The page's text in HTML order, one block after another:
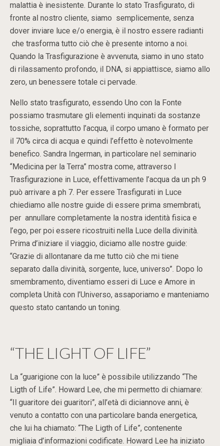
malattia è inesistente. Durante lo stato Trasfigurato, di
fronte al nostro cliente, siamo semplicemente, senza
dover inviare luce e/o energia, è il nostro essere radianti
che trasforma tutto ciò che è presente intorno a noi.
Quando la Trasfigurazione è avvenuta, siamo in uno stato
di rilassamento profondo, il DNA, si appiattisce, siamo allo
zero, un benessere totale ci pervade.
Nello stato trasfigurato, essendo Uno con la Fonte
possiamo trasmutare gli elementi inquinati da sostanze
tossiche, soprattutto l’acqua, il corpo umano è formato per
il 70% circa di acqua e quindi l’effetto è notevolmente
benefico. Sandra Ingerman, in particolare nel seminario
“Medicina per la Terra” mostra come, attraverso l
Trasfigurazione in Luce, effettivamente l’acqua da un ph 9
può arrivare a ph 7. Per essere Trasfigurati in Luce
chiediamo alle nostre guide di essere prima smembrati,
per annullare completamente la nostra identità fisica e
l’ego, per poi essere ricostruiti nella Luce della divinità.
Prima d’iniziare il viaggio, diciamo alle nostre guide:
“Grazie di allontanare da me tutto ciò che mi tiene
separato dalla divinità, sorgente, luce, universo”. Dopo lo
smembramento, diventiamo esseri di Luce e Amore in
completa Unità con l’Universo, assaporiamo e manteniamo
questo stato cantando un toning.
“THE LIGHT OF LIFE”
La “guarigione con la luce” è possibile utilizzando “The
Ligth of Life”. Howard Lee, che mi permetto di chiamare:
“Il guaritore dei guaritori”, all’età di diciannove anni, è
venuto a contatto con una particolare banda energetica,
che lui ha chiamato: “The Ligth of Life”, contenente
migliaia d’informazioni codificate. Howard Lee ha iniziato